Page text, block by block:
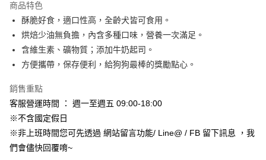
臺灣中小企業銀行
匯豐（台灣）商業銀行
華泰商業銀行
聯邦商業銀行
遠東國際商業銀行
元大商業銀行
永豐商業銀行
玉山商業銀行
星展（台灣）商業銀行
台灣樂天信用卡公司
Apple Pay
街口支付
悠遊付
AFTEE先享後付
相關說明
【關於「AFTEE先享後付」】
AFTEE先享後付是「在收到商品之後才付款」的支付方式。 讓您購物簡單
便利好安心！
ATM付款
商品特色
酥脆好食，適口性高，全齡犬皆可食用。
烘焙少油無負擔，內含多種口味，營養一次滿足。
含維生素、礦物質；添加牛奶起司。
方便攜帶，保存便利，給狗狗最棒的獎勵點心。
銷售重點
客服營運時間 ： 週一至週五 09:00-18:00
※不含國定假日
※非上班時間您可先透過 網站留言功能/ Line@ / FB 留下訊息 ，我
們會儘快回覆唷~